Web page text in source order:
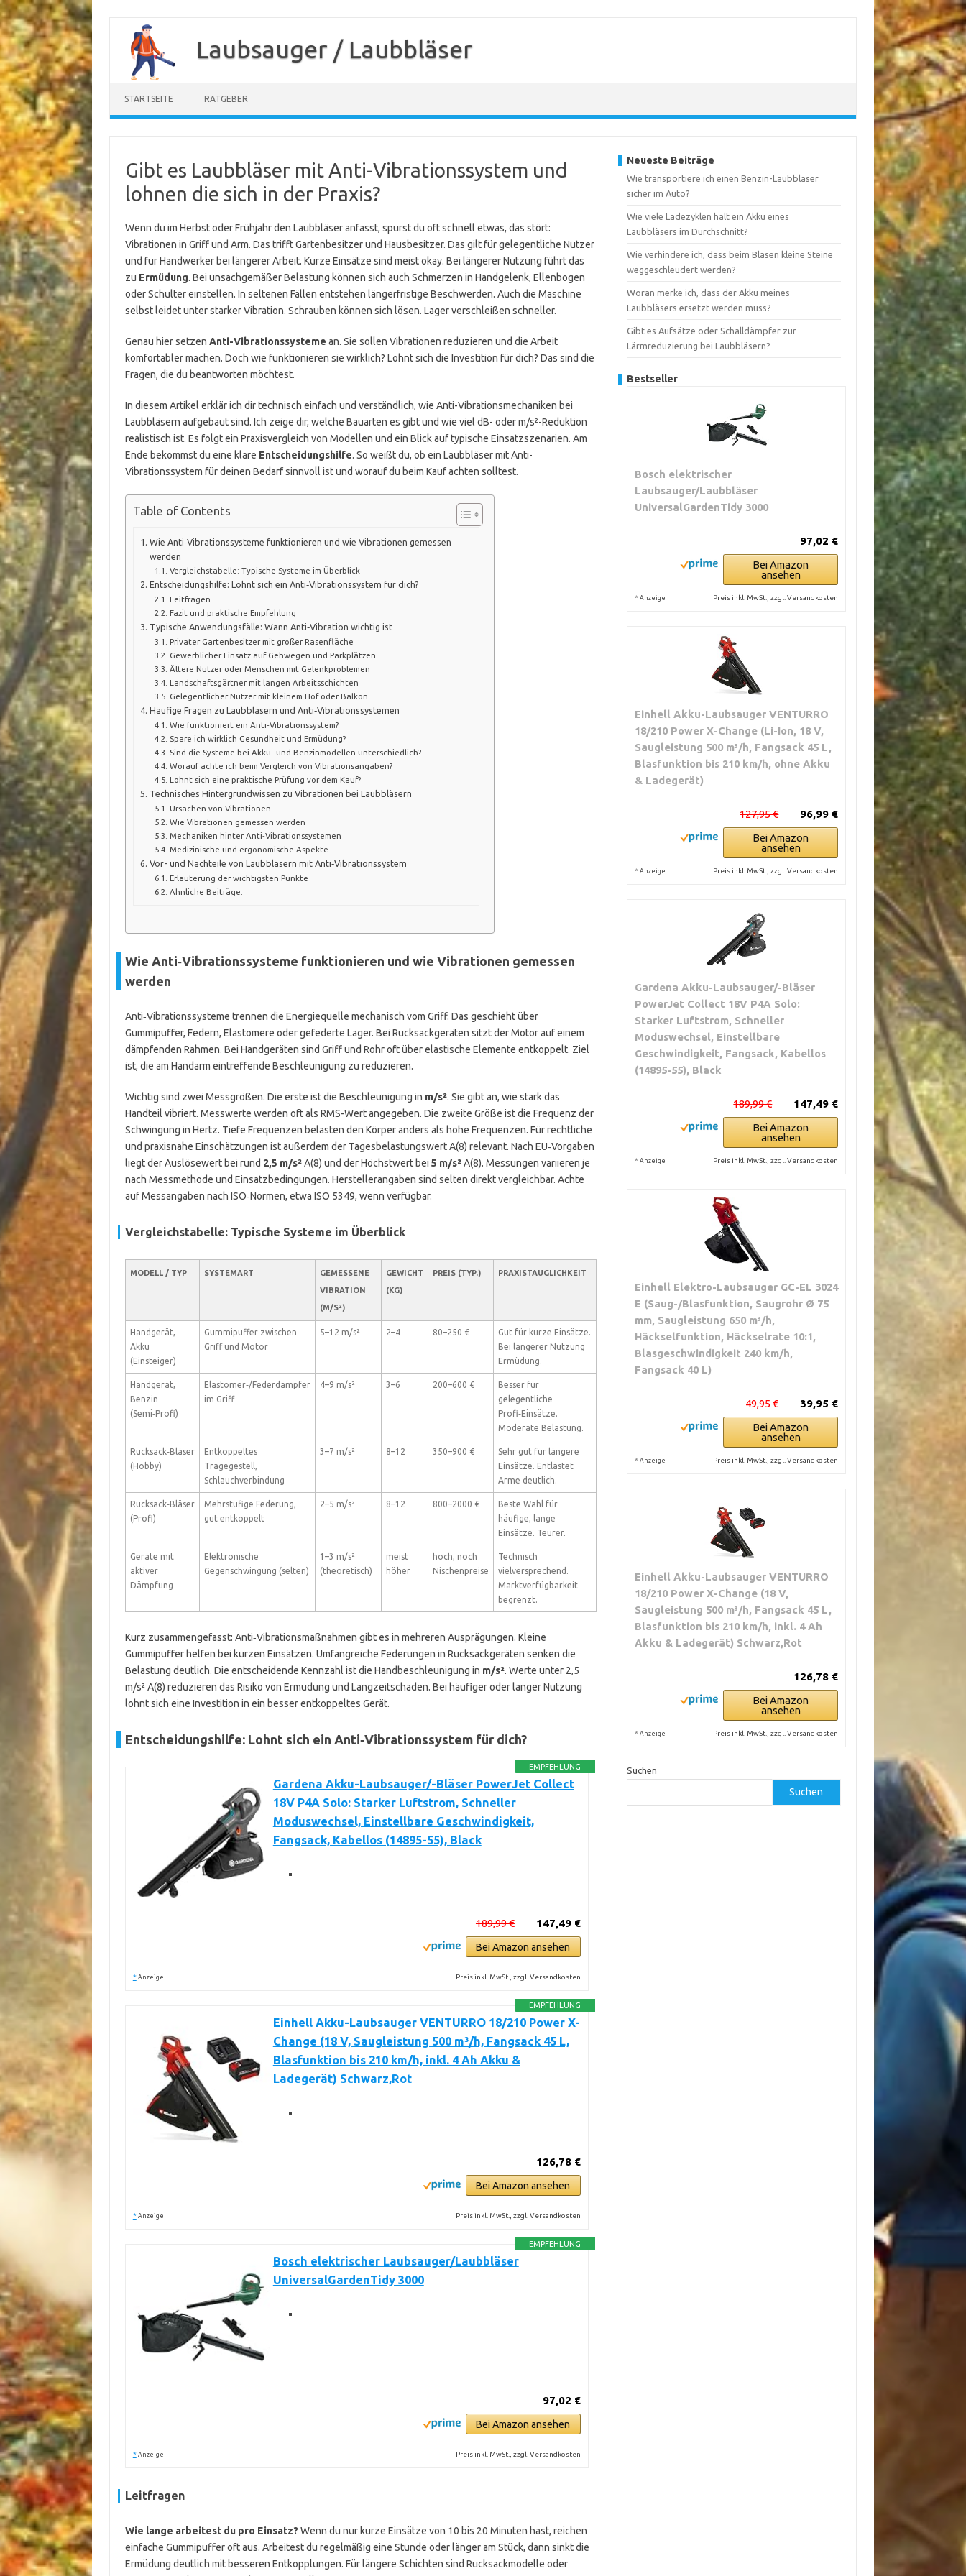
springen
Laubsauger / Laubbläser
STARTSEITE RATGEBER
Gibt es Laubbläser mit Anti-Vibrationssystem und
lohnen die sich in der Praxis?
Wenn du im Herbst oder Frühjahr den Laubbläser anfasst, spürst du oft schnell etwas, das stört:
Vibrationen in Griff und Arm. Das trifft Gartenbesitzer und Hausbesitzer. Das gilt für gelegentliche Nutzer
und für Handwerker bei längerer Arbeit. Kurze Einsätze sind meist okay. Bei längerer Nutzung führt das
zu Ermüdung. Bei unsachgemäßer Belastung können sich auch Schmerzen in Handgelenk, Ellenbogen
oder Schulter einstellen. In seltenen Fällen entstehen längerfristige Beschwerden. Auch die Maschine
selbst leidet unter starker Vibration. Schrauben können sich lösen. Lager verschleißen schneller.
Genau hier setzen Anti-Vibrationssysteme an. Sie sollen Vibrationen reduzieren und die Arbeit
komfortabler machen. Doch wie funktionieren sie wirklich? Lohnt sich die Investition für dich? Das sind die
Fragen, die du beantworten möchtest.
In diesem Artikel erklär ich dir technisch einfach und verständlich, wie Anti-Vibrationsmechaniken bei
Laubbläsern aufgebaut sind. Ich zeige dir, welche Bauarten es gibt und wie viel dB- oder m/s²-Reduktion
realistisch ist. Es folgt ein Praxisvergleich von Modellen und ein Blick auf typische Einsatzszenarien. Am
Ende bekommst du eine klare Entscheidungshilfe. So weißt du, ob ein Laubbläser mit Anti-
Vibrationssystem für deinen Bedarf sinnvoll ist und worauf du beim Kauf achten solltest.
Table of Contents
Wie Anti‑Vibrationssysteme funktionieren und wie Vibrationen gemessen
werden
Vergleichstabelle: Typische Systeme im Überblick
Entscheidungshilfe: Lohnt sich ein Anti‑Vibrationssystem für dich?
Leitfragen
Fazit und praktische Empfehlung
Typische Anwendungsfälle: Wann Anti‑Vibration wichtig ist
Privater Gartenbesitzer mit großer Rasenfläche
Gewerblicher Einsatz auf Gehwegen und Parkplätzen
Ältere Nutzer oder Menschen mit Gelenkproblemen
Landschaftsgärtner mit langen Arbeitsschichten
Gelegentlicher Nutzer mit kleinem Hof oder Balkon
Häufige Fragen zu Laubbläsern und Anti‑Vibrationssystemen
Wie funktioniert ein Anti‑Vibrationssystem?
Spare ich wirklich Gesundheit und Ermüdung?
Sind die Systeme bei Akku‑ und Benzinmodellen unterschiedlich?
Worauf achte ich beim Vergleich von Vibrationsangaben?
Lohnt sich eine praktische Prüfung vor dem Kauf?
Technisches Hintergrundwissen zu Vibrationen bei Laubbläsern
Ursachen von Vibrationen
Wie Vibrationen gemessen werden
Mechaniken hinter Anti‑Vibrationssystemen
Medizinische und ergonomische Aspekte
Vor- und Nachteile von Laubbläsern mit Anti‑Vibrationssystem
Erläuterung der wichtigsten Punkte
Ähnliche Beiträge:
Wie Anti‑Vibrationssysteme funktionieren und wie Vibrationen gemessen
werden
Anti‑Vibrationssysteme trennen die Energiequelle mechanisch vom Griff. Das geschieht über
Gummipuffer, Federn, Elastomere oder gefederte Lager. Bei Rucksackgeräten sitzt der Motor auf einem
dämpfenden Rahmen. Bei Handgeräten sind Griff und Rohr oft über elastische Elemente entkoppelt. Ziel
ist, die am Handarm eintreffende Beschleunigung zu reduzieren.
Wichtig sind zwei Messgrößen. Die erste ist die Beschleunigung in m/s². Sie gibt an, wie stark das
Handteil vibriert. Messwerte werden oft als RMS-Wert angegeben. Die zweite Größe ist die Frequenz der
Schwingung in Hertz. Tiefe Frequenzen belasten den Körper anders als hohe Frequenzen. Für rechtliche
und praxisnahe Einschätzungen ist außerdem der Tagesbelastungswert A(8) relevant. Nach EU‑Vorgaben
liegt der Auslösewert bei rund 2,5 m/s²A(8) und der Höchstwert bei 5 m/s²A(8). Messungen variieren je
nach Messmethode und Einsatzbedingungen. Herstellerangaben sind selten direkt vergleichbar. Achte
auf Messangaben nach ISO‑Normen, etwa ISO 5349, wenn verfügbar.
Vergleichstabelle: Typische Systeme im Überblick
MODELL / TYP SYSTEMART
GEMESSENE
VIBRATION
(M/S²)
GEWICHT
(KG)
PREIS (TYP.) PRAXISTAUGLICHKEIT
Handgerät,
Akku
(Einsteiger)
Gummipuffer zwischen
Griff und Motor
5–12 m/s² 2–4 80–250 €
Gut für kurze Einsätze.
Bei längerer Nutzung
Ermüdung.
Handgerät,
Benzin
(Semi‑Profi)
Elastomer‑/Federdämpfer
im Griff
4–9 m/s² 3–6 200–600 €
Besser für
gelegentliche
Profi‑Einsätze.
Moderate Belastung.
Rucksack‑Bläser
(Hobby)
Entkoppeltes
Tragegestell,
Schlauchverbindung
3–7 m/s² 8–12 350–900 €
Sehr gut für längere
Einsätze. Entlastet
Arme deutlich.
Rucksack‑Bläser
(Profi)
Mehrstufige Federung,
gut entkoppelt
2–5 m/s² 8–12 800–2000 €
Beste Wahl für
häufige, lange
Einsätze. Teurer.
Geräte mit
aktiver
Dämpfung
Elektronische
Gegenschwingung (selten)
1–3 m/s²
(theoretisch)
meist
höher
hoch, noch
Nischenpreise
Technisch
vielversprechend.
Marktverfügbarkeit
begrenzt.
Kurz zusammengefasst: Anti‑Vibrationsmaßnahmen gibt es in mehreren Ausprägungen. Kleine
Gummipuffer helfen bei kurzen Einsätzen. Umfangreiche Federungen in Rucksackgeräten senken die
Belastung deutlich. Die entscheidende Kennzahl ist die Handbeschleunigung in m/s². Werte unter 2,5
m/s² A(8) reduzieren das Risiko von Ermüdung und Langzeitschäden. Bei häufiger oder langer Nutzung
lohnt sich eine Investition in ein besser entkoppeltes Gerät.
Entscheidungshilfe: Lohnt sich ein Anti‑Vibrationssystem für dich?
EMPFEHLUNG
Gardena Akku-Laubsauger/-Bläser PowerJet Collect
18V P4A Solo: Starker Luftstrom, Schneller
Moduswechsel, Einstellbare Geschwindigkeit,
Fangsack, Kabellos (14895-55), Black
147,49 €
189,99 €
Bei Amazon ansehen
* Anzeige Preis inkl. MwSt., zzgl. Versandkosten
EMPFEHLUNG
Einhell Akku-Laubsauger VENTURRO 18/210 Power X-
Change (18 V, Saugleistung 500 m³/h, Fangsack 45 L,
Blasfunktion bis 210 km/h, inkl. 4 Ah Akku &
Ladegerät) Schwarz,Rot
126,78 €
Bei Amazon ansehen
* Anzeige Preis inkl. MwSt., zzgl. Versandkosten
EMPFEHLUNG
Bosch elektrischer Laubsauger/Laubbläser
UniversalGardenTidy 3000
97,02 €
Bei Amazon ansehen
* Anzeige Preis inkl. MwSt., zzgl. Versandkosten
Leitfragen
Wie lange arbeitest du pro Einsatz? Wenn du nur kurze Einsätze von 10 bis 20 Minuten hast, reichen
einfache Gummipuffer oft aus. Arbeitest du regelmäßig eine Stunde oder länger am Stück, dann sinkt die
Ermüdung deutlich mit besseren Entkopplungen. Für längere Schichten sind Rucksackmodelle oder
Neueste Beiträge
Wie transportiere ich einen Benzin-Laubbläser
sicher im Auto?
Wie viele Ladezyklen hält ein Akku eines
Laubbläsers im Durchschnitt?
Wie verhindere ich, dass beim Blasen kleine Steine
weggeschleudert werden?
Woran merke ich, dass der Akku meines
Laubbläsers ersetzt werden muss?
Gibt es Aufsätze oder Schalldämpfer zur
Lärmreduzierung bei Laubbläsern?
Bestseller
Bosch elektrischer
Laubsauger/Laubbläser
UniversalGardenTidy 3000
97,02 €
Bei Amazon
ansehen
* Anzeige Preis inkl. MwSt., zzgl. Versandkosten
Einhell Akku-Laubsauger VENTURRO
18/210 Power X-Change (Li-Ion, 18 V,
Saugleistung 500 m³/h, Fangsack 45 L,
Blasfunktion bis 210 km/h, ohne Akku
& Ladegerät)
96,99 €
127,95 €
Bei Amazon
ansehen
* Anzeige Preis inkl. MwSt., zzgl. Versandkosten
Gardena Akku-Laubsauger/-Bläser
PowerJet Collect 18V P4A Solo:
Starker Luftstrom, Schneller
Moduswechsel, Einstellbare
Geschwindigkeit, Fangsack, Kabellos
(14895-55), Black
147,49 €
189,99 €
Bei Amazon
ansehen
* Anzeige Preis inkl. MwSt., zzgl. Versandkosten
Einhell Elektro-Laubsauger GC-EL 3024
E (Saug-/Blasfunktion, Saugrohr Ø 75
mm, Saugleistung 650 m³/h,
Häckselfunktion, Häckselrate 10:1,
Blasgeschwindigkeit 240 km/h,
Fangsack 40 L)
39,95 €
49,95 €
Bei Amazon
ansehen
* Anzeige Preis inkl. MwSt., zzgl. Versandkosten
Einhell Akku-Laubsauger VENTURRO
18/210 Power X-Change (18 V,
Saugleistung 500 m³/h, Fangsack 45 L,
Blasfunktion bis 210 km/h, inkl. 4 Ah
Akku & Ladegerät) Schwarz,Rot
126,78 €
Bei Amazon
ansehen
* Anzeige Preis inkl. MwSt., zzgl. Versandkosten
Suchen
Suchen